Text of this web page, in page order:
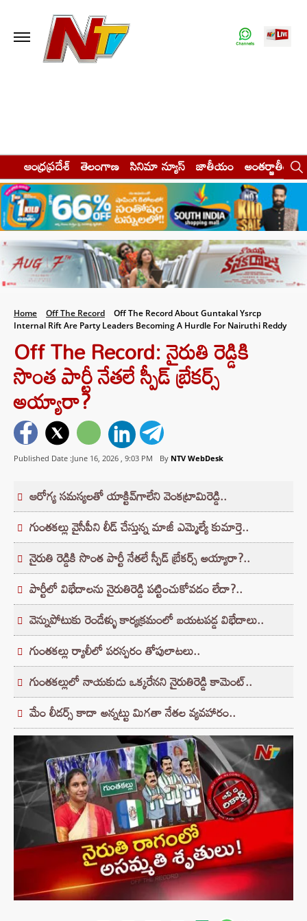
ఆంధ్రప్రదేశ్ తెలంగాణ సినిమా న్యూస్ జాతీయం అంతర్జాతీయం
Home Off The Record
Off The Record About Guntakal Ysrcp
Internal Rift Are Party Leaders Becoming A Hurdle For Nairuthi Reddy
Off The Record: నైరుతి రెడ్డికి
సొంత పార్టీ నేతలే స్పీడ్ బ్రేకర్స్
అయ్యారా?
Published Date :June 16, 2026 , 9:03 PM By NTV WebDesk
ఆరోగ్య సమస్యలతో యాక్టివ్‌గాలేని వెంకట్రామిరెడ్డి..
గుంతకల్లు వైసీపీని లీడ్‌ చేస్తున్న మాజీ ఎమ్మెల్యే కుమార్తె..
నైరుతి రెడ్డికి సొంత పార్టీ నేతలే స్పీడ్‌ బ్రేకర్స్ అయ్యారా?..
పార్టీలో విభేదాలను నైరుతిరెడ్డి పట్టించుకోవడం లేదా?..
వెన్నుపోటుకు రెండేళ్ళు కార్యక్రమంలో బయటపడ్డ విభేదాలు..
గుంతకల్లు ర్యాలీలో పరస్పరం తోపులాటలు..
గుంతకల్లులో నాయకుడు ఒక్కరేనని నైరుతిరెడ్డి కామెంట్‌..
మేం లీడర్స్‌ కాదా అన్నట్టు మిగతా నేతల వ్యవహారం..